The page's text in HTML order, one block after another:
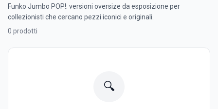
Funko Jumbo POP!: versioni oversize da esposizione per
collezionisti che cercano pezzi iconici e originali.
0 prodotti
🔍